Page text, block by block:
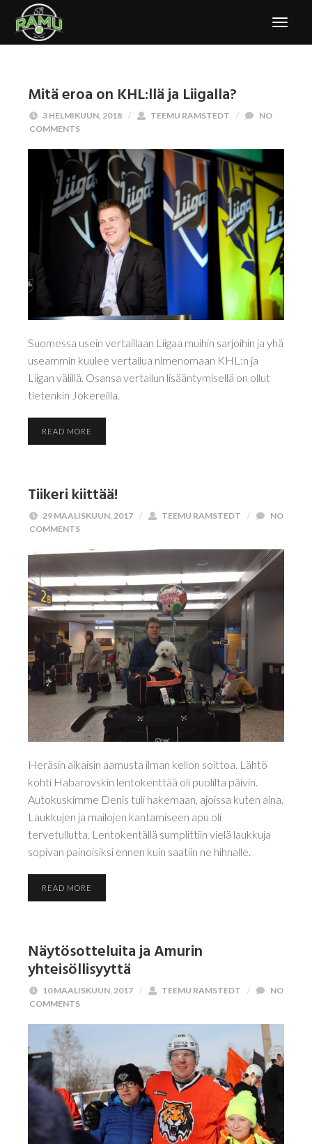
Mitä eroa on KHL:llä ja Liigalla?
3 HELMIKUUN, 2018 / TEEMU RAMSTEDT /
NO
COMMENTS
Suomessa usein vertaillaan Liigaa muihin sarjoihin ja yhä
useammin kuulee vertailua nimenomaan KHL:n ja
Liigan välillä. Osansa vertailun lisääntymisellä on ollut
tietenkin Jokereilla.
READ MORE
Tiikeri kiittää!
29 MAALISKUUN, 2017 / TEEMU RAMSTEDT /
NO
COMMENTS
Heräsin aikaisin aamusta ilman kellon soittoa. Lähtö
kohti Habarovskin lentokenttää oli puolilta päivin.
Autokuskimme Denis tuli hakemaan, ajoissa kuten aina.
Laukkujen ja mailojen kantamiseen apu oli
tervetullutta. Lentokentällä sumplittiin vielä laukkuja
sopivan painoisiksi ennen kuin saatiin ne hihnalle.
READ MORE
Näytösotteluita ja Amurin
yhteisöllisyyttä
10 MAALISKUUN, 2017 / TEEMU RAMSTEDT /
NO
COMMENTS